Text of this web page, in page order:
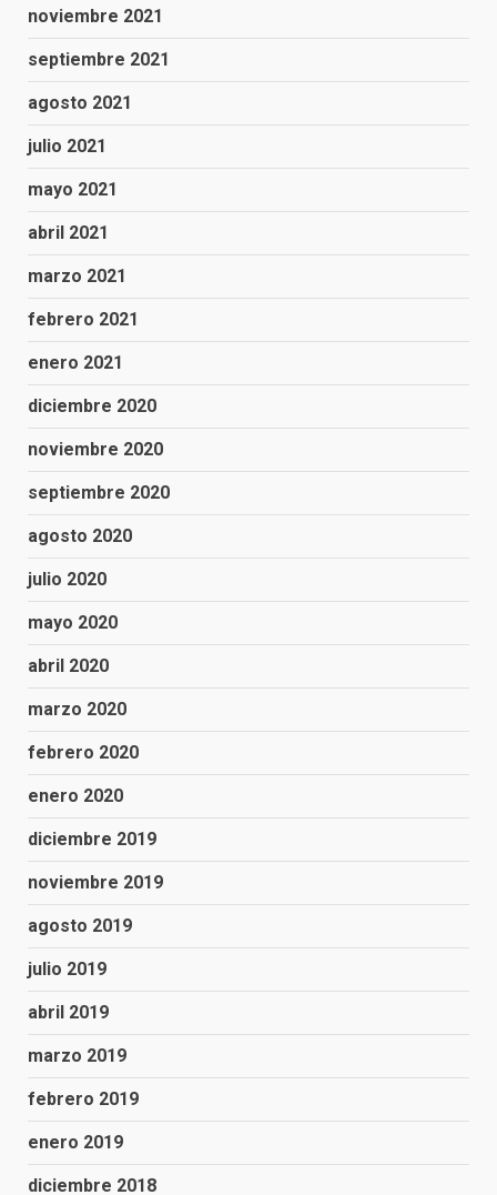
noviembre 2021
septiembre 2021
agosto 2021
julio 2021
mayo 2021
abril 2021
marzo 2021
febrero 2021
enero 2021
diciembre 2020
noviembre 2020
septiembre 2020
agosto 2020
julio 2020
mayo 2020
abril 2020
marzo 2020
febrero 2020
enero 2020
diciembre 2019
noviembre 2019
agosto 2019
julio 2019
abril 2019
marzo 2019
febrero 2019
enero 2019
diciembre 2018